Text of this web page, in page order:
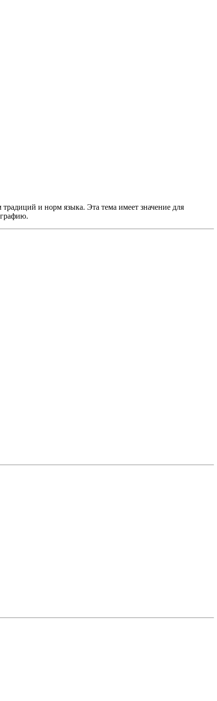
и норм языка. Эта тема имеет значение для